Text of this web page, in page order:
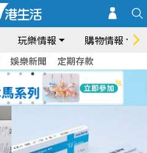
玩樂情報 購物情報
娛樂新聞 定期存款